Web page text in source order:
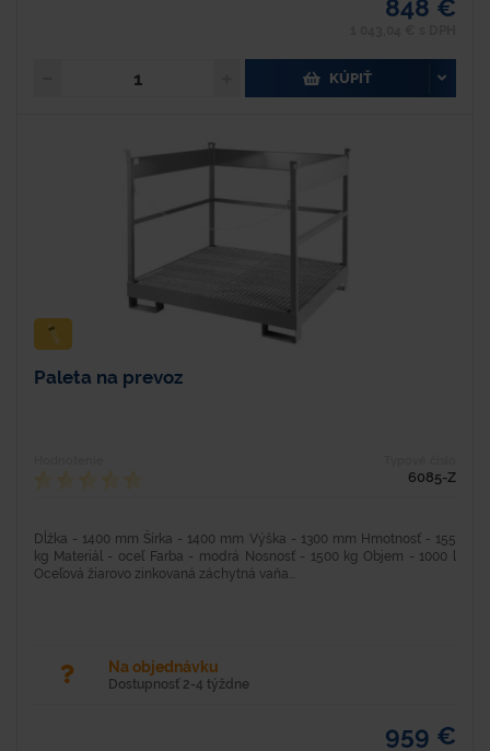
848 €
KÚPIŤ
Paleta na prevoz
6085-Z
Dĺžka - 1400 mm Šírka - 1400 mm Výška - 1300 mm Hmotnosť - 155
kg Materiál - oceľ Farba - modrá Nosnosť - 1500 kg Objem - 1000 l
Oceľová žiarovo zinkovaná záchytná vaňa...
Na objednávku
Dostupnosť 2-4 týždne
959 €